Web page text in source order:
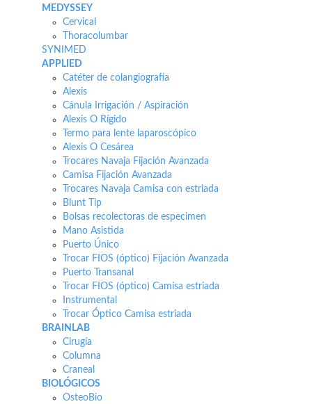
MEDYSSEY
Cervical
Thoracolumbar
SYNIMED
APPLIED
Catéter de colangiografía
Alexis
Cánula Irrigación / Aspiración
Alexis O Rígido
Termo para lente laparoscópico
Alexis O Cesárea
Trocares Navaja Fijación Avanzada
Camisa Fijación Avanzada
Trocares Navaja Camisa con estriada
Blunt Tip
Bolsas recolectoras de especimen
Mano Asistida
Puerto Único
Trocar FIOS (óptico) Fijación Avanzada
Puerto Transanal
Trocar FIOS (óptico) Camisa estriada
Instrumental
Trocar Óptico Camisa estriada
BRAINLAB
Cirugía
Columna
Craneal
BIOLÓGICOS
OsteoBio